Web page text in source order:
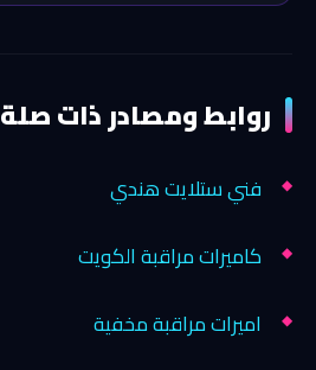
روابط ومصادر ذات صلة
فني ستلايت هندي
كاميرات مراقبة الكويت
اميرات مراقبة مخفية